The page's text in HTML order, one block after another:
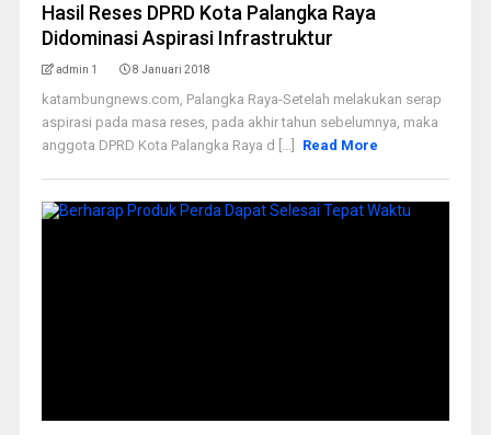
Hasil Reses DPRD Kota Palangka Raya
Didominasi Aspirasi Infrastruktur
admin 1 8 Januari 2018
katambungnews.com, Palangka Raya-Setelah melakukan serap
aspirasi pada masa reses, pada akhir tahun sebelumnya, maka
anggota DPRD Kota Palangka Raya d [...]
Read More